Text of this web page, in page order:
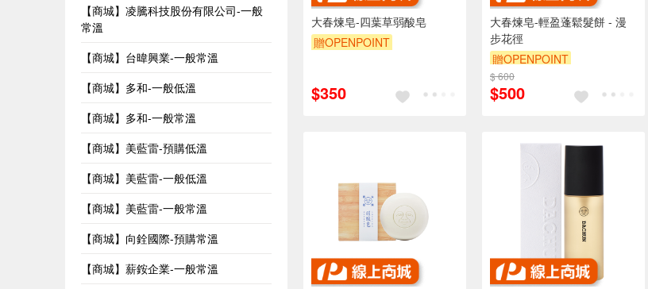
【商城】凌騰科技股份有限公司-一般
常溫
【商城】台暐興業-一般常溫
【商城】多和-一般低溫
【商城】多和-一般常溫
【商城】美藍雷-預購低溫
【商城】美藍雷-一般低溫
【商城】美藍雷-一般常溫
【商城】向銓國際-預購常溫
【商城】薪銨企業-一般常溫
大春煉皂-四葉草弱酸皂
贈OPENPOINT
$350
大春煉皂-輕盈蓬鬆髮餅 - 漫
步花徑
贈OPENPOINT
$ 600
$500